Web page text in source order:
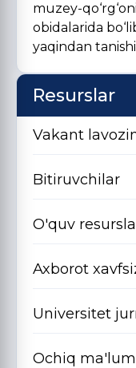
muzey-
obidalarida
yaqindan
Resurslar
Vakant
Bitiruvchilar
O'quv
Axborot
Universitet
Ochiq